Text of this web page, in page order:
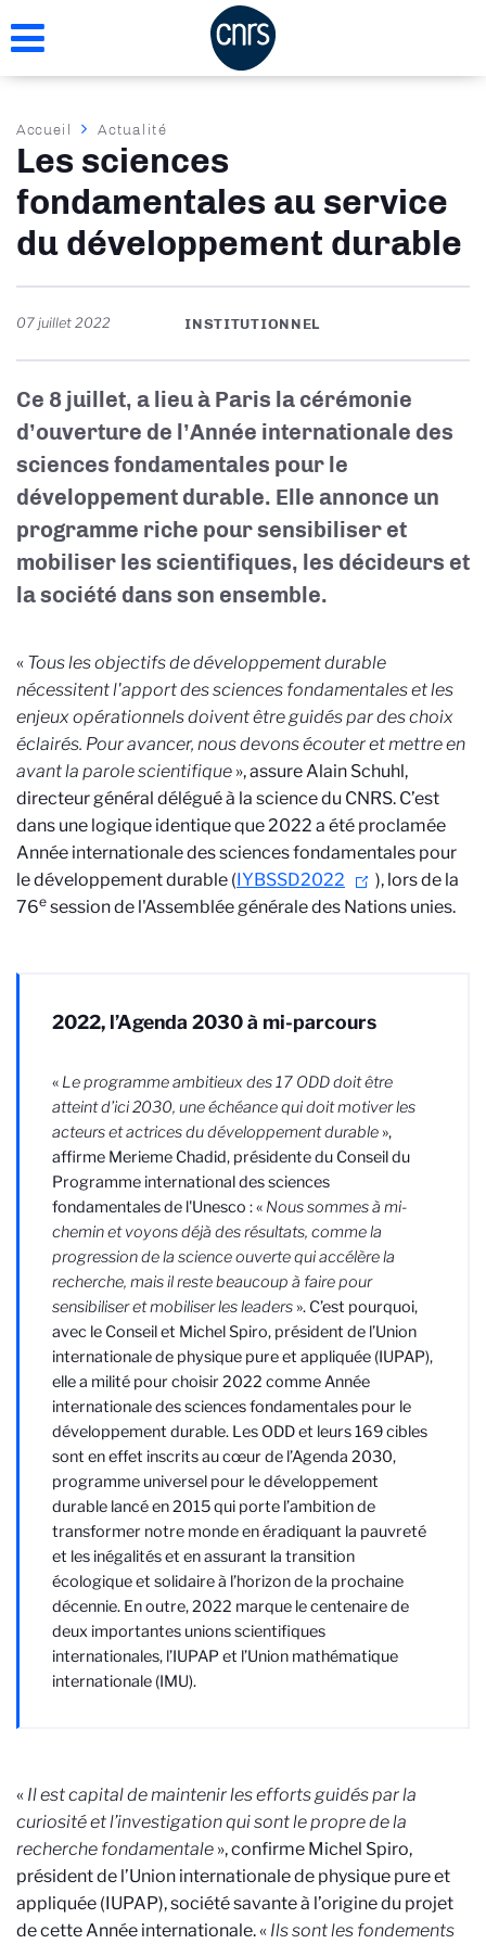
au
Fil
d'Ariane
Accueil Actualité
Les sciences
fondamentales au service
du développement durable
07 juillet 2022 INSTITUTIONNEL
Ce 8 juillet, a lieu à Paris la cérémonie
d’ouverture de l’Année internationale des
sciences fondamentales pour le
développement durable. Elle annonce un
programme riche pour sensibiliser et
mobiliser les scientifiques, les décideurs et
la société dans son ensemble.
« Tous les objectifs de développement durable
nécessitent l'apport des sciences fondamentales et les
enjeux opérationnels doivent être guidés par des choix
éclairés. Pour avancer, nous devons écouter et mettre en
avant la parole scientifique », assure Alain Schuhl,
directeur général délégué à la science du CNRS. C’est
dans une logique identique que 2022 a été proclamée
Année internationale des sciences fondamentales pour
le développement durable (IYBSSD2022
), lors de la
76e session de l'Assemblée générale des Nations unies.
2022, l’Agenda 2030 à mi-parcours
« Le programme ambitieux des 17 ODD doit être
atteint d’ici 2030, une échéance qui doit motiver les
acteurs et actrices du développement durable »,
affirme Merieme Chadid, présidente du Conseil du
Programme international des sciences
fondamentales de l'Unesco : « Nous sommes à mi-
chemin et voyons déjà des résultats, comme la
progression de la science ouverte qui accélère la
recherche, mais il reste beaucoup à faire pour
sensibiliser et mobiliser les leaders ». C’est pourquoi,
avec le Conseil et Michel Spiro, président de l’Union
internationale de physique pure et appliquée (IUPAP),
elle a milité pour choisir 2022 comme Année
internationale des sciences fondamentales pour le
développement durable. Les ODD et leurs 169 cibles
sont en effet inscrits au cœur de l’Agenda 2030,
programme universel pour le développement
durable lancé en 2015 qui porte l’ambition de
transformer notre monde en éradiquant la pauvreté
et les inégalités et en assurant la transition
écologique et solidaire à l’horizon de la prochaine
décennie. En outre, 2022 marque le centenaire de
deux importantes unions scientifiques
internationales, l’IUPAP et l’Union mathématique
internationale (IMU).
« Il est capital de maintenir les efforts guidés par la
curiosité et l’investigation qui sont le propre de la
recherche fondamentale », confirme Michel Spiro,
président de l’Union internationale de physique pure et
appliquée (IUPAP), société savante à l’origine du projet
de cette Année internationale. « Ils sont les fondements